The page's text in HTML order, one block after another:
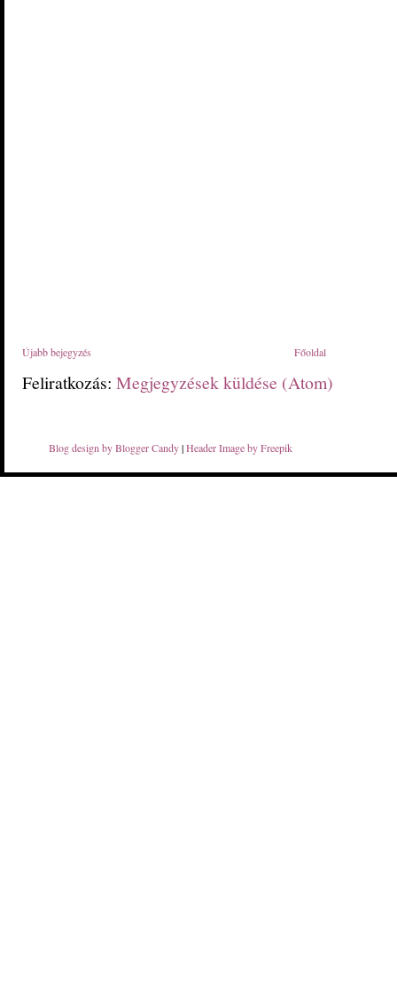
Újabb bejegyzés Főoldal
Feliratkozás: Megjegyzések küldése (Atom)
Blog design by Blogger Candy|Header Image by Freepik